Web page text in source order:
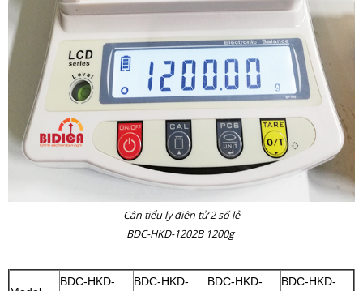
Cân tiểu ly điện tử 2 số lẻ
BDC-HKD-1202B 1200g
BDC-HKD- BDC-HKD- BDC-HKD- BDC-HKD-